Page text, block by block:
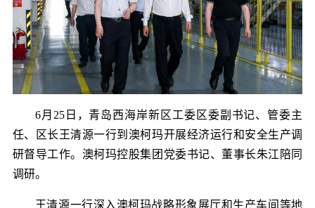
6月25日，青岛西海岸新区工委区委副书记、管委主
任、区长王清源一行到澳柯玛开展经济运行和安全生产调
研督导工作。澳柯玛控股集团党委书记、董事长朱江陪同
调研。
王清源一行深入澳柯玛战略形象展厅和生产车间等地